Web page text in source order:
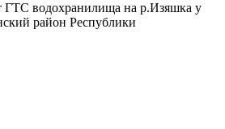
водохранилища на р.Изяшка у
район Республики